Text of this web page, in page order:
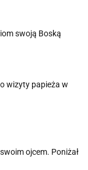
swoją Boską
wizyty papieża w
ojcem. Poniżał